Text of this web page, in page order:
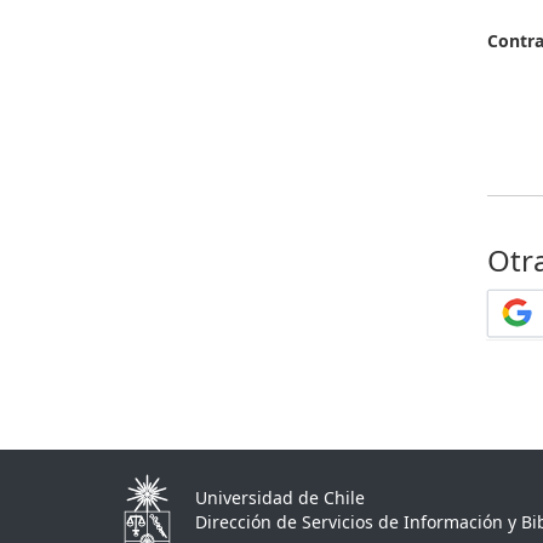
Universidad de Chile
Dirección de Servicios de Información y